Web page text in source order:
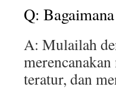
Q:
A: Mulailah
teratur, dan